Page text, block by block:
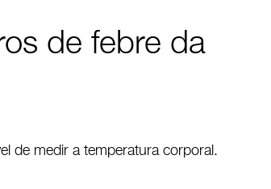
de febre da
de medir a temperatura corporal.